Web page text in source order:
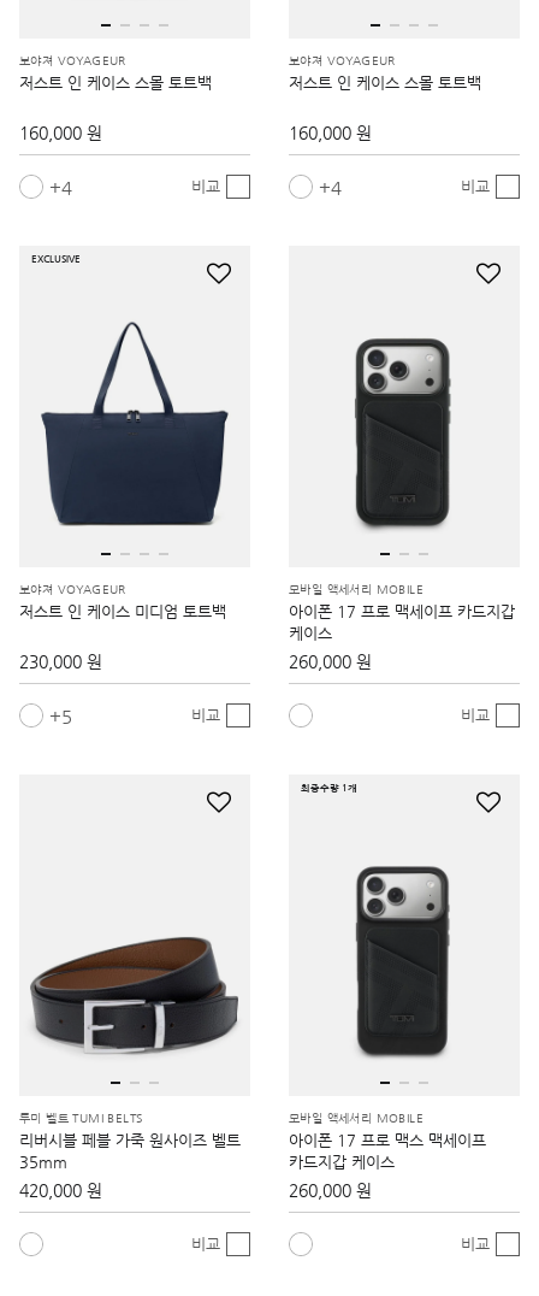
보야져 VOYAGEUR
저스트 인 케이스 스몰 토트백
160,000 원
4 비교
보야져 VOYAGEUR
저스트 인 케이스 스몰 토트백
160,000 원
4 비교
EXCLUSIVE
보야져 VOYAGEUR
저스트 인 케이스 미디엄 토트백
230,000 원
5 비교
모바일 액세서리 MOBILE
아이폰 17 프로 맥세이프 카드지갑
케이스
260,000 원
비교
투미 벨트 TUMI BELTS
리버시블 페블 가죽 원사이즈 벨트
35mm
420,000 원
비교
최종수량 1개
모바일 액세서리 MOBILE
아이폰 17 프로 맥스 맥세이프
카드지갑 케이스
260,000 원
비교